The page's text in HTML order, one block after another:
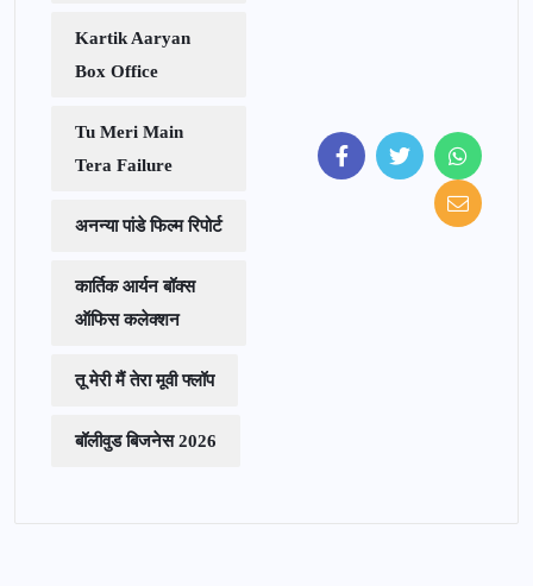
Kartik Aaryan
Box Office
Tu Meri Main
Tera Failure
अनन्या पांडे फिल्म रिपोर्ट
कार्तिक आर्यन बॉक्स
ऑफिस कलेक्शन
तू मेरी मैं तेरा मूवी फ्लॉप
बॉलीवुड बिजनेस 2026